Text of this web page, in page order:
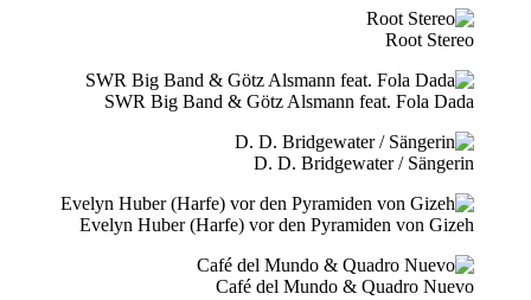
Root Stereo
SWR Big Band & Götz Alsmann feat. Fola Dada
D. D. Bridgewater / Sängerin
Evelyn Huber (Harfe) vor den Pyramiden von Gizeh
Café del Mundo & Quadro Nuevo